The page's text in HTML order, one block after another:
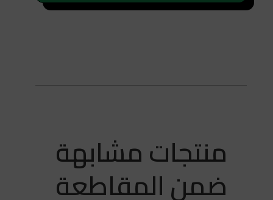
منتجات مشابهة
ضمن المقاطعة